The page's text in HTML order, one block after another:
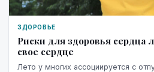
ЗДОРОВЬЕ
Риски для здоровья сердца
свое сердце
Лето у многих ассоциируется с